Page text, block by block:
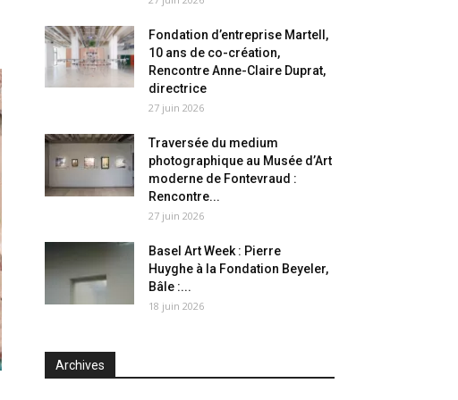
Fondation d’entreprise Martell,
10 ans de co-création,
Rencontre Anne-Claire Duprat,
directrice
27 juin 2026
Traversée du medium
photographique au Musée d’Art
moderne de Fontevraud :
Rencontre...
27 juin 2026
Basel Art Week : Pierre
Huyghe à la Fondation Beyeler,
Bâle :...
18 juin 2026
Archives